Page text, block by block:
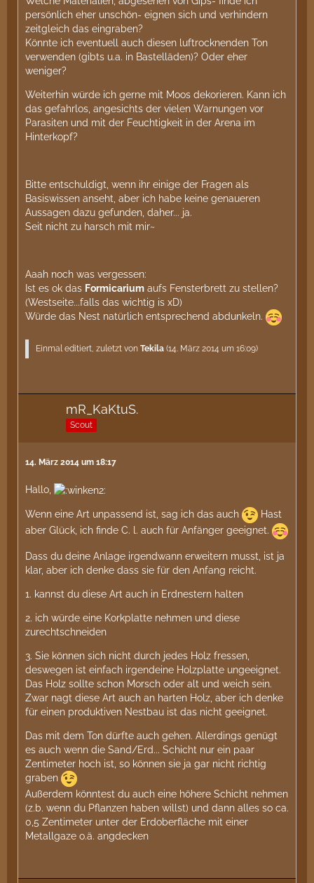
persönlich eher unschön- eignen sich und verhindern
zeitgleich das eingraben?
Könnte ich eventuell auch diesen luftrocknenden Ton
verwenden (gibts u.a. in Bastelläden)? Oder eher
weniger?
Weiterhin würde ich gerne mit Moos dekorieren. Kann ich
das gefahrlos, angesichts der vielen Warnungen vor
Parasiten und mit der Feuchtigkeit in der Arena im
Hinterkopf?
Bitte entschuldigt, wenn ihr einige der Fragen als
Basiswissen anseht, aber ich habe keine genaueren
Aussagen dazu gefunden, daher... ja.
Seit nicht zu harsch mit mir~
Aaah noch was vergessen:
Ist es ok das Formicarium aufs Fensterbrett zu stellen?
(Westseite...falls das wichtig is xD)
Würde das Nest natürlich entsprechend abdunkeln.
Einmal editiert, zuletzt von Tekila (14. März 2014 um 16:09)
mR_KaKtuS.
Scout
14. März 2014 um 18:17
Hallo,
Wenn eine Art unpassend ist, sag ich das auch
Hast
aber Glück, ich finde C. l. auch für Anfänger geeignet.
Dass du deine Anlage irgendwann erweitern musst, ist ja
klar, aber ich denke dass sie für den Anfang reicht.
1. kannst du diese Art auch in Erdnestern halten
2. ich würde eine Korkplatte nehmen und diese
zurechtschneiden
3. Sie können sich nicht durch jedes Holz fressen,
deswegen ist einfach irgendeine Holzplatte ungeeignet.
Das Holz sollte schon Morsch oder alt und weich sein.
Zwar nagt diese Art auch an harten Holz, aber ich denke
für einen produktiven Nestbau ist das nicht geeignet.
Das mit dem Ton dürfte auch gehen. Allerdings genügt
es auch wenn die Sand/Erd... Schicht nur ein paar
Zentimeter hoch ist, so können sie ja gar nicht richtig
graben
Außerdem könntest du auch eine höhere Schicht nehmen
(z.b. wenn du Pflanzen haben willst) und dann alles so ca.
0,5 Zentimeter unter der Erdoberfläche mit einer
Metallgaze o.ä. angdecken